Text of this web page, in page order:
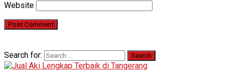
Website
Search for: